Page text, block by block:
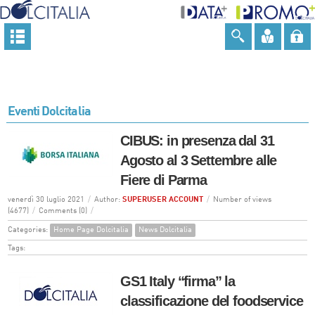
Eventi Dolcitalia
CIBUS: in presenza dal 31
Agosto al 3 Settembre alle
Fiere di Parma
venerdì 30 luglio 2021 / Author: SUPERUSER ACCOUNT /
Number of views
(4677)
/ Comments (0) /
Categories: Home Page Dolcitalia News Dolcitalia
Tags:
GS1 Italy “firma” la
classificazione del foodservice